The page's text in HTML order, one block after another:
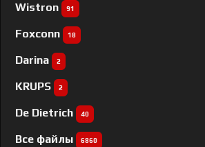
Wistron 91
Foxconn 18
Darina 2
KRUPS 2
De Dietrich 40
Все файлы 6860